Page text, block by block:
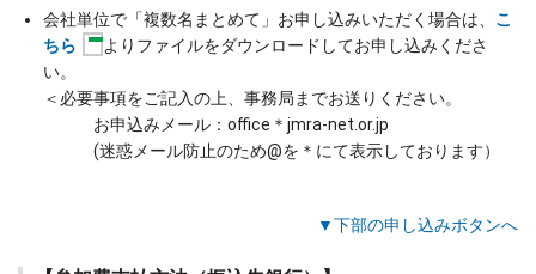
会社単位で「複数名まとめて」お申し込みいただく場合は、 こ
ちら
よりファイルをダウンロードしてお申し込みくださ
い。
＜必要事項をご記入の上、事務局までお送りください。
お申込みメール：office＊jmra-net.or.jp
(迷惑メール防止のため@を＊にて表示しております）
▼下部の申し込みボタンへ